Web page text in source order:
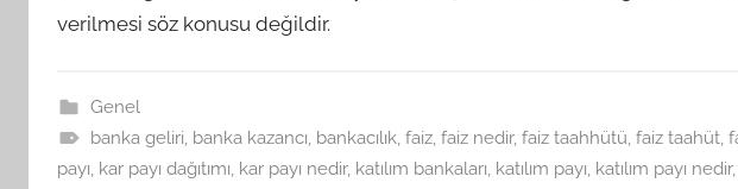
verilmesi söz konusu değildir.
Genel
banka geliri, banka kazancı, bankacılık, faiz, faiz nedir, faiz taahhütü, faiz taahüt,
payı, kar payı dağıtımı, kar payı nedir, katılım bankaları, katılım payı, katılım payı nedir,